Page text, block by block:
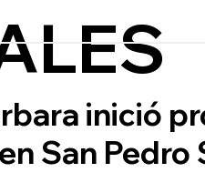
inició
San Pedro